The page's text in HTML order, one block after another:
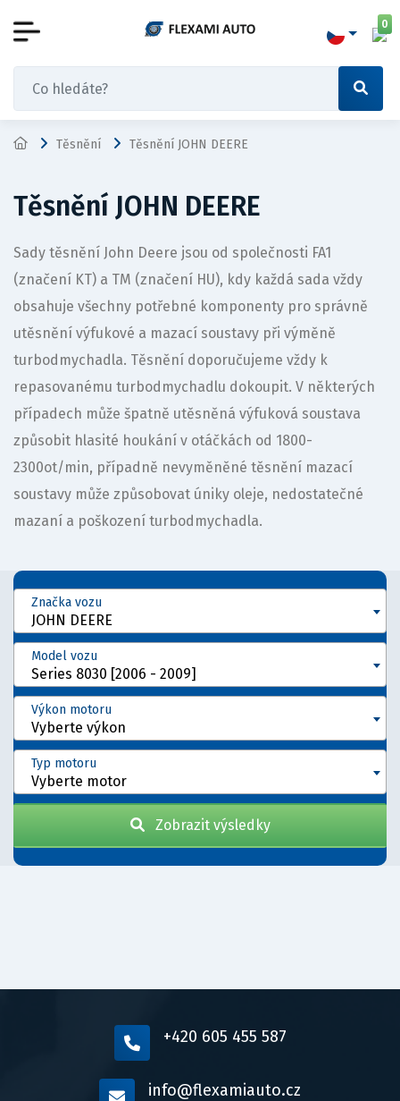
0
Těsnění Těsnění JOHN DEERE
Těsnění JOHN DEERE
Sady těsnění John Deere jsou od společnosti FA1
(značení KT) a TM (značení HU), kdy každá sada vždy
obsahuje všechny potřebné komponenty pro správně
utěsnění výfukové a mazací soustavy při výměně
turbodmychadla. Těsnění doporučujeme vždy k
repasovanému turbodmychadlu dokoupit. V některých
případech může špatně utěsněná výfuková soustava
způsobit hlasité houkání v otáčkách od 1800-
2300ot/min, případně nevyměněné těsnění mazací
soustavy může způsobovat úniky oleje, nedostatečné
mazaní a poškození turbodmychadla.
JOHN DEERE
Značka vozu
Series 8030 [2006 - 2009]
Model vozu
Vyberte výkon
Výkon motoru
Vyberte motor
Typ motoru
Zobrazit výsledky
+420 605 455 587
info@flexamiauto.cz